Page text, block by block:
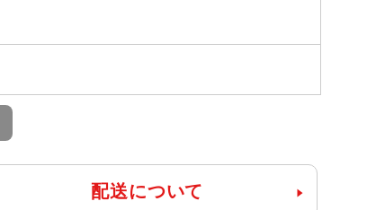
配送について